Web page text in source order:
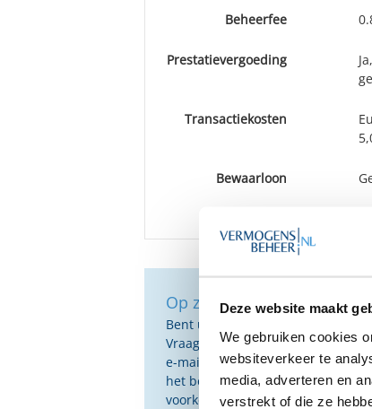
Deze website maakt
We gebruiken cookies
websiteverkeer te
media, adverteren en
verstrekt of die ze
Beheerfee
Prestatievergoeding
Transactiekosten
Bewaarloon
Op zoek naar de beste
Bent u op zoek naar de voor u
Vraag dan gratis en geheel
e-mail ontvangt u een selectie
het beste passen bij uw
voorkeuren.